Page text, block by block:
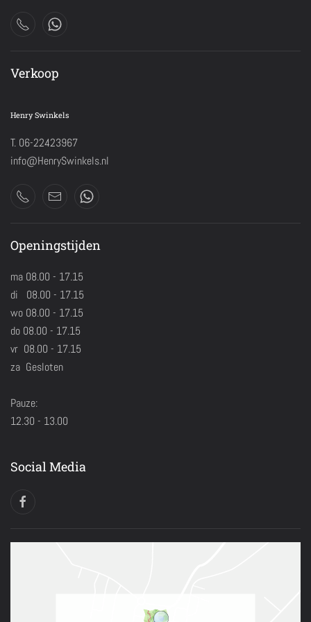
Verkoop
Henry Swinkels
T. 06-22423967
info@HenrySwinkels.nl
Openingstijden
ma 08.00 - 17.15
di 08.00 - 17.15
wo 08.00 - 17.15
do 08.00 - 17.15
vr 08.00 - 17.15
za Gesloten
Pauze:
12.30 - 13.00
Social Media